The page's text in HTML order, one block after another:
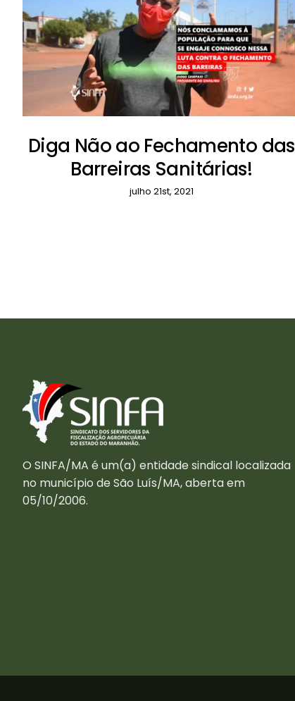
Diga Não ao Fechamento das
Barreiras Sanitárias!
julho 21st, 2021
O SINFA/MA é um(a) entidade sindical localizada
no município de São Luís/MA, aberta em
05/10/2006.